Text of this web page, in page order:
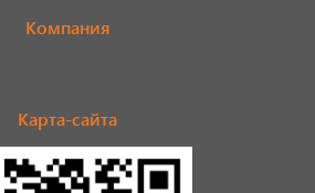
Компания
Карта-сайта